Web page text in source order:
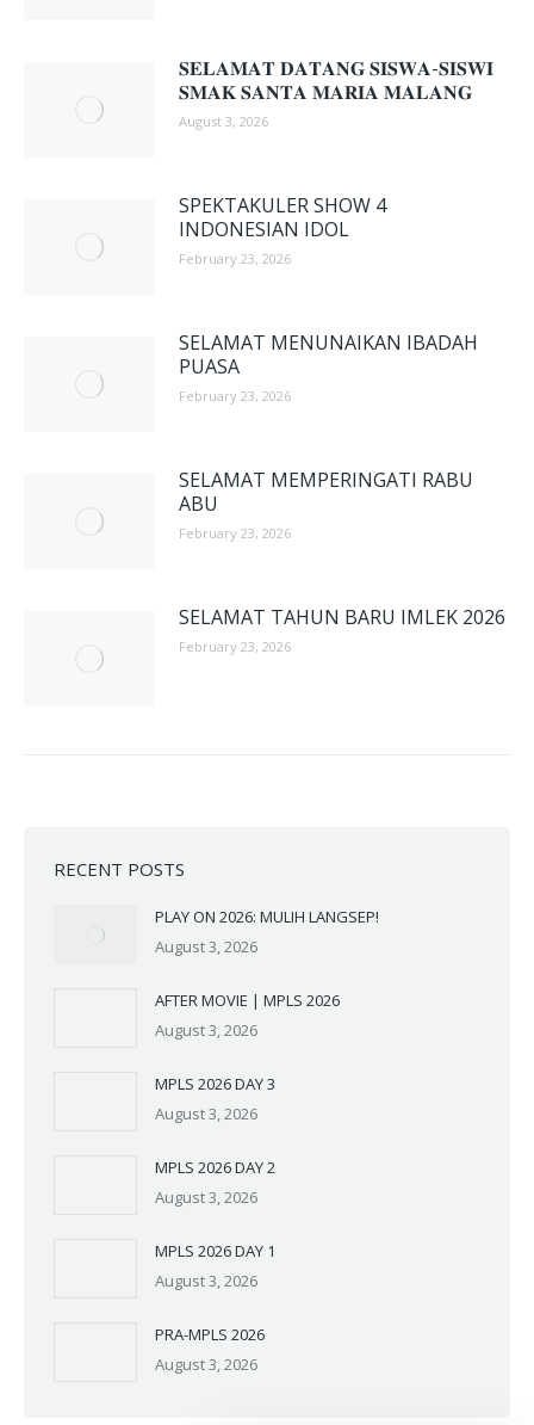
𝐒𝐄𝐋𝐀𝐌𝐀𝐓 𝐃𝐀𝐓𝐀𝐍𝐆 𝐒𝐈𝐒𝐖𝐀-𝐒𝐈𝐒𝐖𝐈
𝐒𝐌𝐀𝐊 𝐒𝐀𝐍𝐓𝐀 𝐌𝐀𝐑𝐈𝐀 𝐌𝐀𝐋𝐀𝐍𝐆
August 3, 2026
SPEKTAKULER SHOW 4
INDONESIAN IDOL
February 23, 2026
SELAMAT MENUNAIKAN IBADAH
PUASA
February 23, 2026
SELAMAT MEMPERINGATI RABU
ABU
February 23, 2026
SELAMAT TAHUN BARU IMLEK 2026
February 23, 2026
RECENT POSTS
PLAY ON 2026: MULIH LANGSEP!
August 3, 2026
AFTER MOVIE | MPLS 2026
August 3, 2026
MPLS 2026 DAY 3
August 3, 2026
MPLS 2026 DAY 2
August 3, 2026
MPLS 2026 DAY 1
August 3, 2026
PRA-MPLS 2026
August 3, 2026